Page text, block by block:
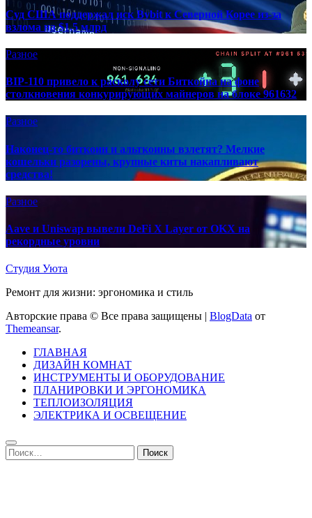
Суд США поддержал иск Bybit к Северной Корее из-за
взлома на $1,5 млрд
Разное
BIP-110 привело к расколу сети Биткойна на фоне
столкновения конкурирующих майнеров на блоке 961632
Разное
Наконец-то биткоин и альткоины взлетят? Мелкие
кошельки разорены, крупные киты накапливают
средства!
Разное
Aave и Uniswap вывели DeFi X Layer от OKX на
рекордные уровни
Студия Уюта
Ремонт для жизни: эргономика и стиль
Авторские права © Все права защищены | BlogData от
Themeansar.
ГЛАВНАЯ
ДИЗАЙН КОМНАТ
ИНСТРУМЕНТЫ И ОБОРУДОВАНИЕ
ПЛАНИРОВКИ И ЭРГОНОМИКА
ТЕПЛОИЗОЛЯЦИЯ
ЭЛЕКТРИКА И ОСВЕЩЕНИЕ
Найти: